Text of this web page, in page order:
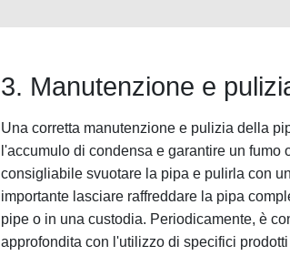
3. Manutenzione e
Una corretta manutenzione e pulizia della
l'accumulo di condensa e garantire un fumo
consigliabile svuotare la pipa e pulirla con
importante lasciare raffreddare la pipa
pipe o in una custodia. Periodicamente, è
approfondita con l'utilizzo di specifici